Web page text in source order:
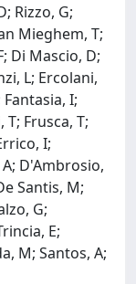
Rizzo, G;
Mieghem, T;
Di Mascio, D;
L; Ercolani,
I;
Frusca, T;
I;
D'Ambrosio,
Santis, M;
G;
E;
M; Santos, A;